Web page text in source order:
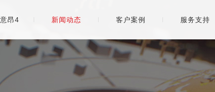
昂4 新闻动态 客户案例 服务支持